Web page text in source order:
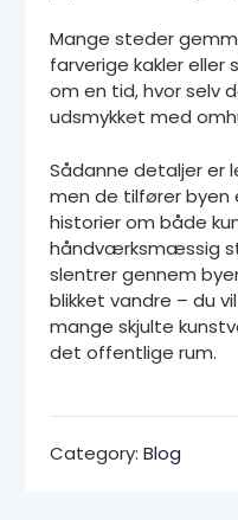
Mange steder
farverige kakler eller
om en tid, hvor selv
udsmykket med
Sådanne detaljer er
men de tilfører
historier om både
håndværksmæssig
slentrer gennem
blikket vandre – du
mange skjulte
det offentlige rum.
Category:Blog